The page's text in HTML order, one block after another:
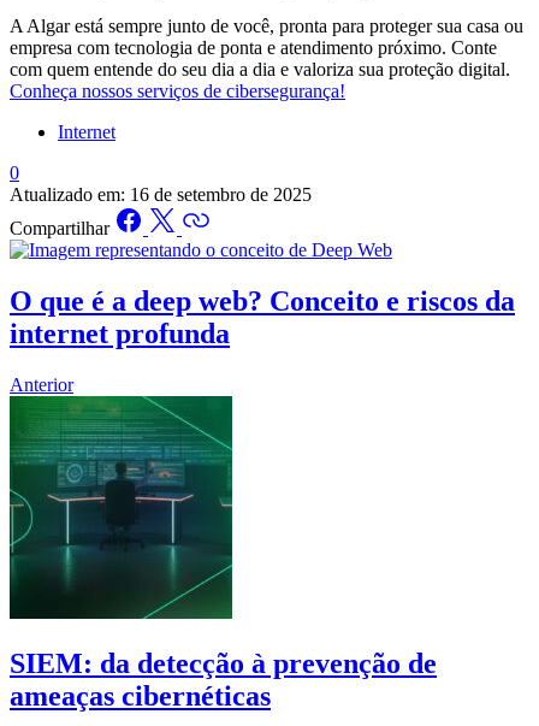
A Algar está sempre junto de você, pronta para proteger sua casa ou
empresa com tecnologia de ponta e atendimento próximo. Conte
com quem entende do seu dia a dia e valoriza sua proteção digital.
Conheça nossos serviços de cibersegurança!
Internet
0
Atualizado em: 16 de setembro de 2025
Compartilhar
O que é a deep web? Conceito e riscos da
internet profunda
Anterior
SIEM: da detecção à prevenção de
ameaças cibernéticas